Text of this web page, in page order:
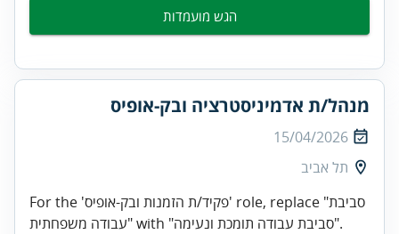
הגש מועמדות
מנהל/ת אדמיניסטרציה ובק-אופיס
15/04/2026
תל אביב
For the 'פקיד/ת הזמנות ובק-אופיס' role, replace "סביבת
עבודה משפחתית" with "סביבת עבודה תומכת ונעימה".